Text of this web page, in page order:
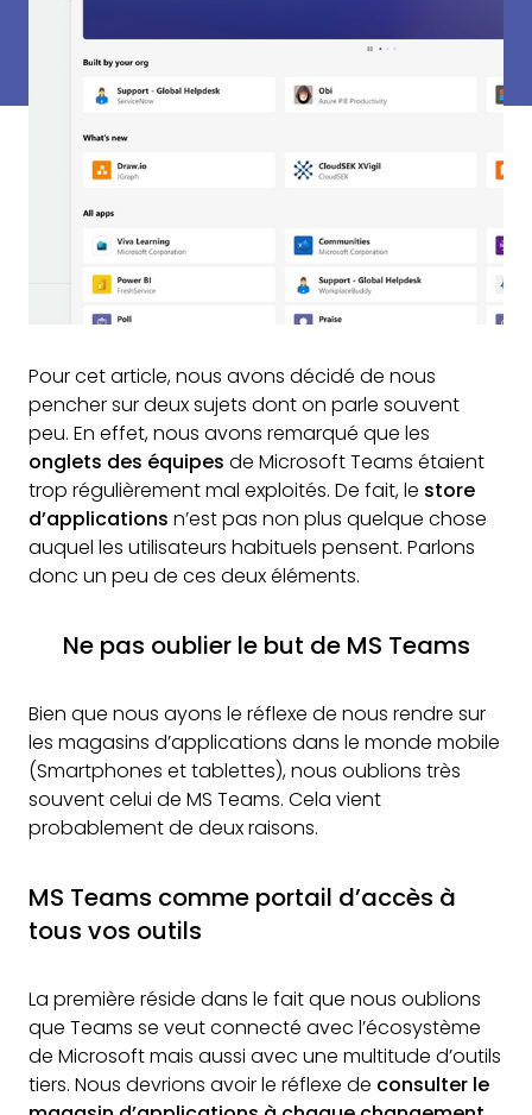
Pour cet article, nous avons décidé de nous
pencher sur deux sujets dont on parle souvent
peu. En effet, nous avons remarqué que les
onglets des équipes de Microsoft Teams étaient
trop régulièrement mal exploités. De fait, le store
d’applications n’est pas non plus quelque chose
auquel les utilisateurs habituels pensent. Parlons
donc un peu de ces deux éléments.
Ne pas oublier le but de MS Teams
Bien que nous ayons le réflexe de nous rendre sur
les magasins d’applications dans le monde mobile
(Smartphones et tablettes), nous oublions très
souvent celui de MS Teams. Cela vient
probablement de deux raisons.
MS Teams comme portail d’accès à
tous vos outils
La première réside dans le fait que nous oublions
que Teams se veut connecté avec l’écosystème
de Microsoft mais aussi avec une multitude d’outils
tiers. Nous devrions avoir le réflexe de consulter le